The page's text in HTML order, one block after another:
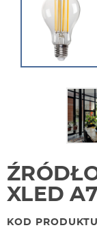
XLED
KOD